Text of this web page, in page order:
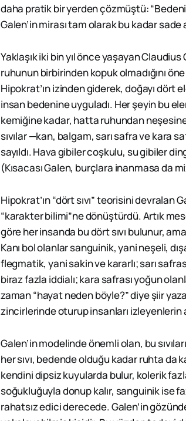
daha pratik bir yerden çözmüştü:
Galen’in mirası tam olarak bu kadar sade
Yaklaşık iki bin yıl önce yaşayan
ruhunun birbirinden kopuk olmadığını
Hipokrat’ın izinden giderek, doğayı dört
insan bedenine uyguladı. Her şeyin bu
kemiğine kadar, hatta ruhundan
sıvılar —kan, balgam, sarı safra ve kara
sayıldı. Hava gibiler coşkulu, su gibiler
(Kısacası Galen, burçlara inanmasa da
Hipokrat’ın “dört sıvı” teorisini devralan
“karakter bilimi”ne dönüştürdü. Artık
göre her insanda bu dört sıvı bulunur,
Kanı bol olanlar sanguinik, yani neşeli,
flegmatik, yani sakin ve kararlı; sarı
biraz fazla iddialı; kara safrası yoğun
zaman “hayat neden böyle?” diye şiir
zincirlerinde oturup insanları izleyenlerin
Galen’in modelinde önemli olan, bu
her sıvı, bedende olduğu kadar ruhta da
kendini dipsiz kuyularda bulur, kolerik
soğukluğuyla donup kalır, sanguinik ise
rahatsız edici derecede. Galen’in